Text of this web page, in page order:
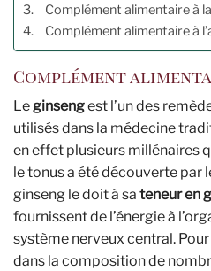
Complément alimentaire à
Complément alimentaire à
Complément
Leginsengest l’un des
utilisés dans la médecine
en effet plusieurs millénaires
le tonus a été découverte par
ginseng le doit à sa teneur en
fournissent de l’énergie à
système nerveux central.
dans la composition de